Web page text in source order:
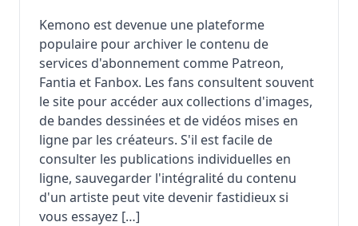
Kemono est devenue une plateforme
populaire pour archiver le contenu de
services d'abonnement comme Patreon,
Fantia et Fanbox. Les fans consultent souvent
le site pour accéder aux collections d'images,
de bandes dessinées et de vidéos mises en
ligne par les créateurs. S'il est facile de
consulter les publications individuelles en
ligne, sauvegarder l'intégralité du contenu
d'un artiste peut vite devenir fastidieux si
vous essayez […]